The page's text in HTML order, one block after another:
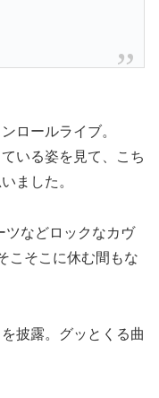
ロールライブ。
いる姿を見て、こち
ました。
ツなどロックなカヴ
こそこに休む間もな
披露。グッとくる曲